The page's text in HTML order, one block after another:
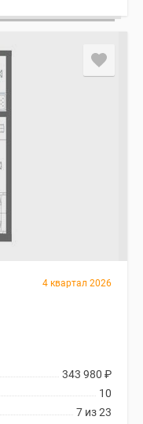
4 квартал 2026
343 980 ₽
10
7 из 23